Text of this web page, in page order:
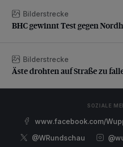
BHC gewinnt Test gegen
Bilderstrecke
BHC gewinnt Test gegen
Äste drohten auf Straße zu
Bilderstrecke
Äste drohten auf Straße zu
SOZIALE
www.facebook.com/
@WRundschau